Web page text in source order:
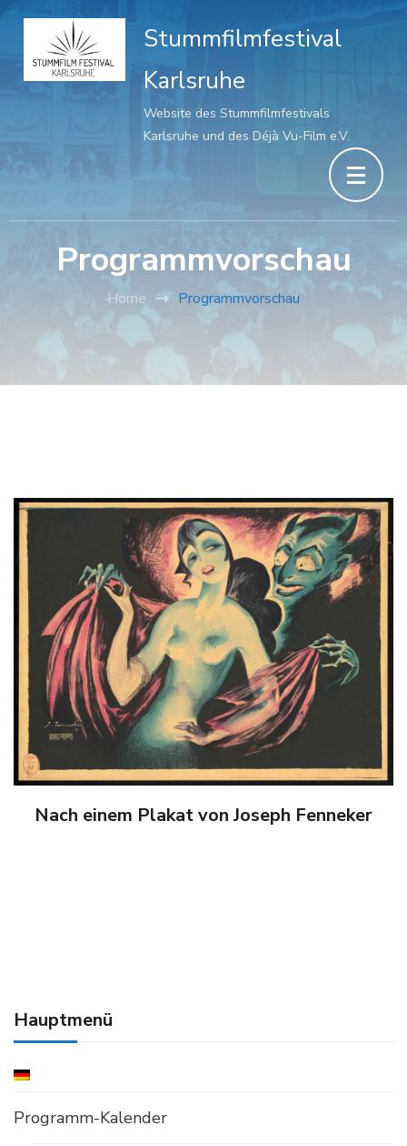
Stummfilmfestival
Karlsruhe
Website des Stummfilmfestivals
Karlsruhe und des Déjà Vu-Film e.V.
Programmvorschau
Home Programmvorschau
Nach einem Plakat von Joseph Fenneker
Hauptmenü
Programm-Kalender